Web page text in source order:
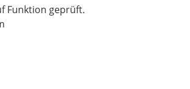
Funktion geprüft.